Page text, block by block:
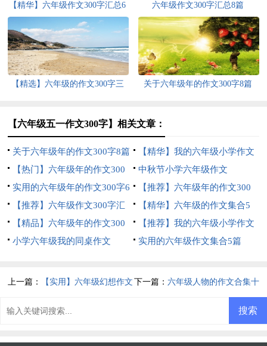
【精华】六年级作文300字汇总6
六年级作文300字汇总8篇
【精选】六年级的作文300字三
关于六年级年的作文300字8篇
【六年级五一作文300字】相关文章：
关于六年级年的作文300字8篇
【精华】我的六年级小学作文
3篇
【热门】六年级年的作文300
字3篇
中秋节小学六年级作文
实用的六年级年的作文300字6
篇
【推荐】六年级年的作文300
字8篇
【推荐】六年级作文300字汇
编9篇
【精华】六年级的作文集合5
篇
【精品】六年级年的作文300
字汇总9篇
【推荐】我的六年级小学作文
汇编6篇
小学六年级我的同桌作文 实用的六年级作文集合5篇
上一篇： 【实用】六年级幻想作文 下一篇： 六年级人物的作文合集十